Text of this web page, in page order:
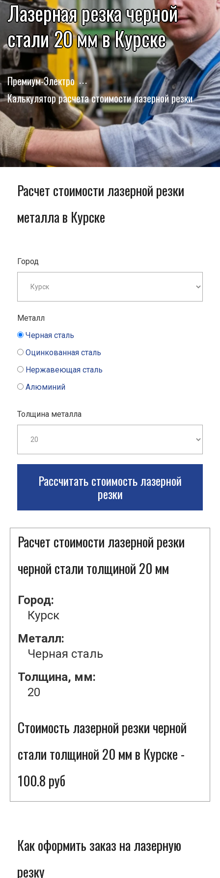
Лазерная резка черной
стали 20 мм в Курске
Премиум-Электро
Калькулятор расчета стоимости лазерной резки
Расчет стоимости лазерной резки
металла в Курске
Город
Металл
Черная сталь
Оцинкованная сталь
Нержавеющая сталь
Алюминий
Толщина металла
Рассчитать стоимость лазерной
резки
Расчет стоимости лазерной резки
черной стали толщиной 20 мм
Город:
Курск
Металл:
Черная сталь
Толщина, мм:
20
Стоимость лазерной резки черной
стали толщиной 20 мм в Курске -
100.8 руб
Как оформить заказ на лазерную
резку